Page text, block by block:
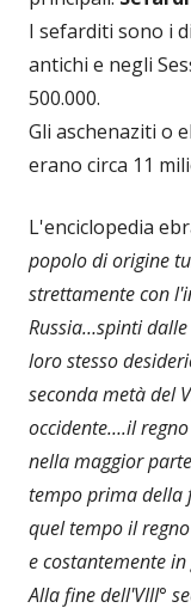
I sefarditi sono i
antichi e negli
500.000.
Gli aschenaziti o
erano circa 11
L'enciclopedia
popolo di origine
strettamente con
Russia…spinti
loro stesso
seconda metà del
occidente….il
nella maggior
tempo prima della
quel tempo il
e costantemente
Alla fine dell'VIII°